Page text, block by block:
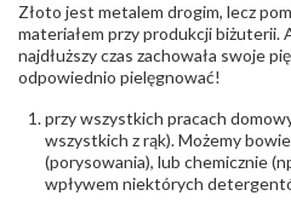
Producent
odpowiedzialny:
Łazur sp.j.
Północna 22
Tel. +48 77
Bezpieczeństwo
- rodzaj
ostrzeżenia:
Nie nadaje się dla
, Elementy w
Złoto jest metalem drogim, lecz
materiałem przy produkcji biżuterii.
najdłuższy czas zachowała swoje
odpowiednio pielęgnować!
przy wszystkich pracach
wszystkich z rąk). Możemy
(porysowania), lub chemicznie
wpływem niektórych